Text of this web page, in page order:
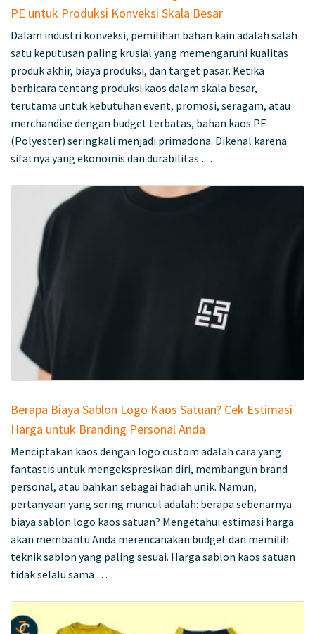
PE untuk Produksi Konveksi Skala Besar
Dalam industri konveksi, pemilihan bahan kain adalah salah
satu keputusan paling krusial yang memengaruhi kualitas
produk akhir, biaya produksi, dan target pasar. Ketika
berbicara tentang produksi kaos dalam skala besar,
terutama untuk kebutuhan event, promosi, seragam, atau
merchandise dengan budget terbatas, bahan kaos PE
(Polyester) seringkali menjadi primadona. Dikenal karena
sifatnya yang ekonomis dan durabilitas …
Berapa Biaya Sablon Logo Kaos Satuan? Cek Estimasi
Harga untuk Branding Personal Anda
Menciptakan kaos dengan logo custom adalah cara yang
fantastis untuk mengekspresikan diri, membangun brand
personal, atau bahkan sebagai hadiah unik. Namun,
pertanyaan yang sering muncul adalah: berapa sebenarnya
biaya sablon logo kaos satuan? Mengetahui estimasi harga
akan membantu Anda merencanakan budget dan memilih
teknik sablon yang paling sesuai. Harga sablon kaos satuan
tidak selalu sama …